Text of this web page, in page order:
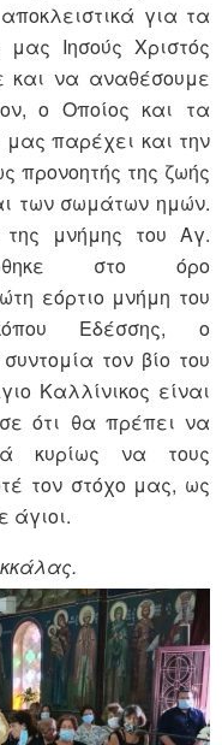
για τα
Ιησούς Χριστός
και να αναθέσουμε
ο Οποίος και τα
παρέχει και την
προνοητής της ζωής
των σωμάτων ημών.
μνήμης του Αγ.
στο όρο
εόρτιο μνήμη του
Εδέσσης, ο
τον βίο του
Καλλίνικος είναι
ότι θα πρέπει να
κυρίως να τους
τον στόχο μας, ως
άγιοι.